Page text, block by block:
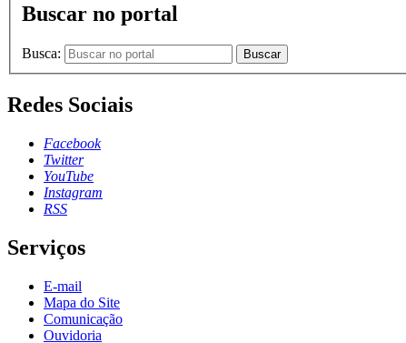
Buscar no portal
Busca: Buscar
Redes Sociais
Facebook
Twitter
YouTube
Instagram
RSS
Serviços
E-mail
Mapa do Site
Comunicação
Ouvidoria